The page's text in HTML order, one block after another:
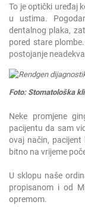
To je optički uređaj
u ustima.
dentalnog plaka,
pored stare
postojanje
Foto: Stomatološka
Neke promjene
pacijentu da sam
ovaj način,
bitno na vrijeme
U sklopu naše
propisanom i od
opremom.